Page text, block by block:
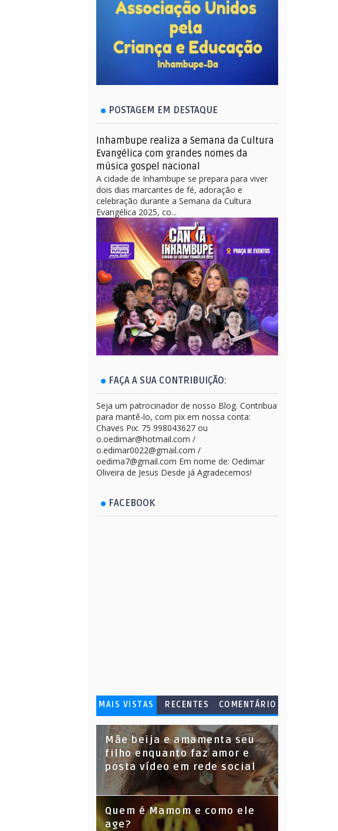
POSTAGEM EM DESTAQUE
Inhambupe realiza a Semana da Cultura
Evangélica com grandes nomes da
música gospel nacional
A cidade de Inhambupe se prepara para viver
dois dias marcantes de fé, adoração e
celebração durante a Semana da Cultura
Evangélica 2025, co...
FAÇA A SUA CONTRIBUIÇÃO:
Seja um patrocinador de nosso Blog. Contribua
para mantê-lo, com pix em nossa conta:
Chaves Pix: 75 998043627 ou
o.oedimar@hotmail.com /
o.edimar0022@gmail.com /
oedima7@gmail.com Em nome de: Oedimar
Oliveira de Jesus Desde já Agradecemos!
FACEBOOK
MAIS VISTAS RECENTES
COMENTÁRIO
S
Mãe beija e amamenta seu
filho enquanto faz amor e
posta vídeo em rede social
Quem é Mamom e como ele
age?